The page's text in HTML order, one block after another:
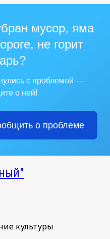
мусор, яма
не горит
с проблемой —
о ней!
о проблеме
культуры